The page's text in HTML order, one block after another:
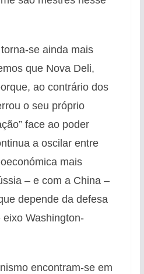
se ainda mais
que Nova Deli,
ao contrário dos
o seu próprio
face ao poder
a oscilar entre
mais
– e com a China –
depende da defesa
Washington-
encontram-se em